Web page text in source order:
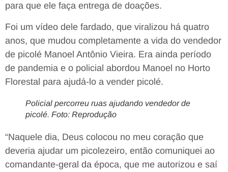
para que ele faça entrega de doações.
Foi um vídeo dele fardado, que viralizou há quatro
anos, que mudou completamente a vida do vendedor
de picolé Manoel Antônio Vieira. Era ainda período
de pandemia e o policial abordou Manoel no Horto
Florestal para ajudá-lo a vender picolé.
Policial percorreu ruas ajudando vendedor de
picolé. Foto: Reprodução
“Naquele dia, Deus colocou no meu coração que
deveria ajudar um picolezeiro, então comuniquei ao
comandante-geral da época, que me autorizou e saí